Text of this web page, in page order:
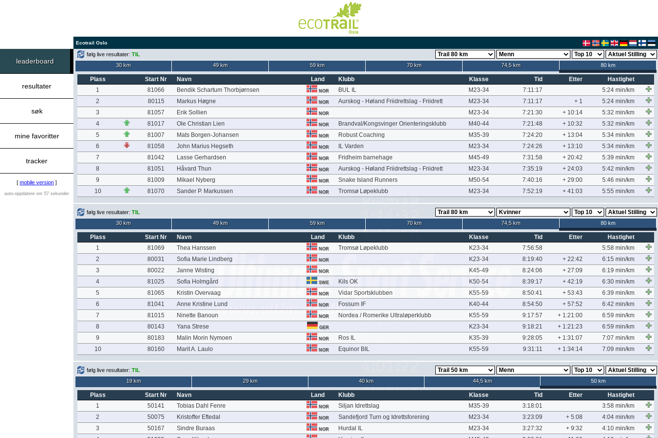
Ecotrail Oslo
leaderboard
resultater
søk
mine favoritter
tracker
[ mobile version ]
auto-oppdatere om 57 sekunder
følg live resultater: TIL
30 km
49 km 59 km 70 km 74,5 km 80 km
Plass Start Nr Navn Land Klubb Klasse Tid Etter
Hastighet
1
81066 Bendik Schartum Thorbjørnsen NOR BUL IL M23-34 7:11:17
5:24 min/km
2
80115 Markus Høgne NOR Aurskog - Høland Friidrettslag - Friidrett M23-34 7:11:17 + 1
5:24 min/km
3
81057 Erik Sollien NOR M23-34 7:21:30 + 10:14
5:32 min/km
4
81017 Ole Christian Lien NOR Brandval/Kongsvinger Orienteringsklubb M40-44 7:21:48 + 10:32
5:32 min/km
5
81007 Mats Borgen-Johansen NOR Robust Coaching M35-39 7:24:20 + 13:04
5:34 min/km
6
81058 John Marius Hegseth NOR IL Varden M23-34 7:24:26 + 13:10
5:34 min/km
7
81042 Lasse Gerhardsen NOR Fridheim barnehage M45-49 7:31:58 + 20:42
5:39 min/km
8
81051 Håvard Thun NOR Aurskog - Høland Friidrettslag - Friidrett M23-34 7:35:19 + 24:03
5:42 min/km
9
81009 Mikael Nyberg NOR Snake Island Runners M50-54 7:40:16 + 29:00
5:46 min/km
10
81070 Sander P. Markussen NOR Tromsø Løpeklubb M23-34 7:52:19 + 41:03 5:55 min/km
følg live resultater: TIL
30 km
49 km 59 km 70 km 74,5 km 80 km
Plass Start Nr Navn Land Klubb Klasse Tid Etter
Hastighet
1
81069 Thea Hanssen NOR Tromsø Løpeklubb K23-34 7:56:58
5:58 min/km
2
80031 Sofia Marie Lindberg NOR K23-34 8:19:40 + 22:42
6:15 min/km
3
80022 Janne Wisting NOR K45-49 8:24:06 + 27:09
6:19 min/km
4
81025 Sofia Holmgård SWE Kils OK K50-54 8:39:17 + 42:19
6:30 min/km
5
81065 Kristin Overvaag NOR Vidar Sportsklubben K55-59 8:50:41 + 53:43
6:39 min/km
6
81041 Anne Kristine Lund NOR Fossum IF K40-44 8:54:50 + 57:52
6:42 min/km
7
81015 Ninette Banoun NOR Nordea / Romerike Ultraløperklubb K55-59 9:17:57 + 1:21:00
6:59 min/km
8
80143 Yana Strese GER K23-34 9:18:21 + 1:21:23
6:59 min/km
9
80183 Malin Morin Nymoen NOR Ros IL K35-39 9:28:05 + 1:31:07
7:07 min/km
10
80160 Marit A. Laulo NOR Equinor BIL K55-59 9:31:11 + 1:34:14 7:09 min/km
følg live resultater: TIL
19 km
29 km 40 km 44,5 km 50 km
Plass Start Nr Navn Land Klubb Klasse Tid Etter
Hastighet
1
50141 Tobias Dahl Fenre NOR Siljan Idrettslag M35-39 3:18:01
3:58 min/km
2
50075 Kristoffer Eftedal NOR Sandefjord Turn og Idrettsforening M23-34 3:23:09 + 5:08
4:04 min/km
3
50167 Sindre Buraas NOR Hurdal IL M23-34 3:27:32 + 9:32
4:10 min/km